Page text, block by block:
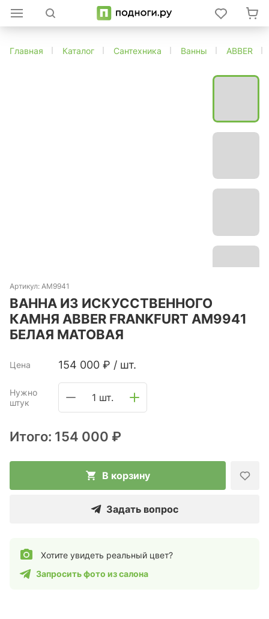
Главная Каталог Сантехника Ванны ABBER
Артикул: AM9941
ВАННА ИЗ ИСКУССТВЕННОГО
КАМНЯ ABBER FRANKFURT AM9941
БЕЛАЯ МАТОВАЯ
Цена 154 000 ₽ / шт.
Нужно
штук
1 шт.
Итого: 154 000 ₽
В корзину
Задать вопрос
Хотите увидеть реальный цвет?
Запросить фото из салона